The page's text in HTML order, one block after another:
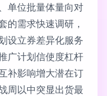
单位批量体量向对
的需求快速调研，
设立券差异化服务
广计划信使度杠杆
补影响增大潜在订
周以中突显出货最